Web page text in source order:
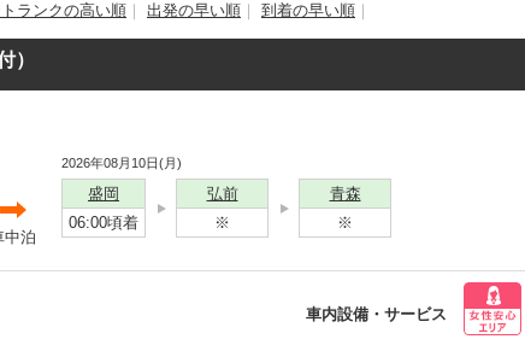
ランクの高い順 出発の早い順 到着の早い順
）
中泊
2026年08月10日(月)
盛岡
06:00頃着
弘前
※
青森
※
車内設備・サービス